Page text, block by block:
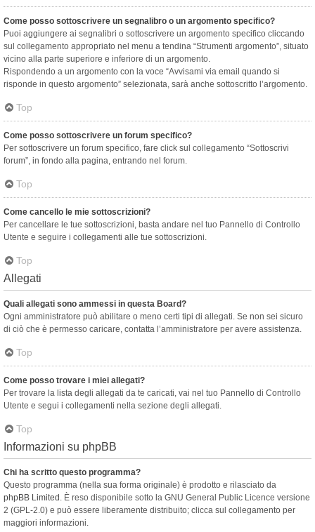
Come posso sottoscrivere un segnalibro o un argomento specifico?
Puoi aggiungere ai segnalibri o sottoscrivere un argomento specifico cliccando
sul collegamento appropriato nel menu a tendina “Strumenti argomento”, situato
vicino alla parte superiore e inferiore di un argomento.
Rispondendo a un argomento con la voce “Avvisami via email quando si
risponde in questo argomento” selezionata, sarà anche sottoscritto l’argomento.
Top
Come posso sottoscrivere un forum specifico?
Per sottoscrivere un forum specifico, fare click sul collegamento “Sottoscrivi
forum”, in fondo alla pagina, entrando nel forum.
Top
Come cancello le mie sottoscrizioni?
Per cancellare le tue sottoscrizioni, basta andare nel tuo Pannello di Controllo
Utente e seguire i collegamenti alle tue sottoscrizioni.
Top
Allegati
Quali allegati sono ammessi in questa Board?
Ogni amministratore può abilitare o meno certi tipi di allegati. Se non sei sicuro
di ciò che è permesso caricare, contatta l’amministratore per avere assistenza.
Top
Come posso trovare i miei allegati?
Per trovare la lista degli allegati da te caricati, vai nel tuo Pannello di Controllo
Utente e segui i collegamenti nella sezione degli allegati.
Top
Informazioni su phpBB
Chi ha scritto questo programma?
Questo programma (nella sua forma originale) è prodotto e rilasciato da
phpBB Limited . È reso disponibile sotto la GNU General Public Licence versione
2 (GPL-2.0) e può essere liberamente distribuito; clicca sul collegamento per
maggiori informazioni.